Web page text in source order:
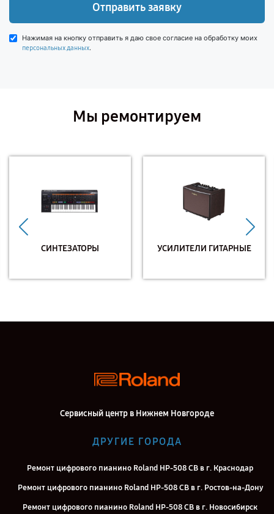
Отправить заявку
Нажимая на кнопку отправить я даю свое согласие на обработку моих
персональных данных.
Мы ремонтируем
СИНТЕЗАТОРЫ УСИЛИТЕЛИ ГИТАРНЫЕ
Сервисный центр в Нижнем Новгороде
ДРУГИЕ ГОРОДА
Ремонт цифрового пианино Roland HP-508 CB в г. Краснодар
Ремонт цифрового пианино Roland HP-508 CB в г. Ростов-на-Дону
Ремонт цифрового пианино Roland HP-508 CB в г. Новосибирск